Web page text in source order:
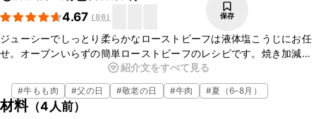
4.67 (86) 保存
ジューシーでしっとり柔らかなローストビーフは液体塩こうじにお任
せ。オーブンいらずの簡単ローストビーフのレシピです。焼き加減や
レアに仕上げるのが難しいイメージのあるローストビーフですが、液
体塩こうじの力でジューシーに仕上がります。タレにも液体塩こうじ
を使うので、難しい味付けの手間なしで本格的な風味になります。ぜ
ひお試しください。
紹介文をすべて見る
#牛もも肉 #父の日 #敬老の日 #牛肉 #夏（6–8月）
材料（4人前）